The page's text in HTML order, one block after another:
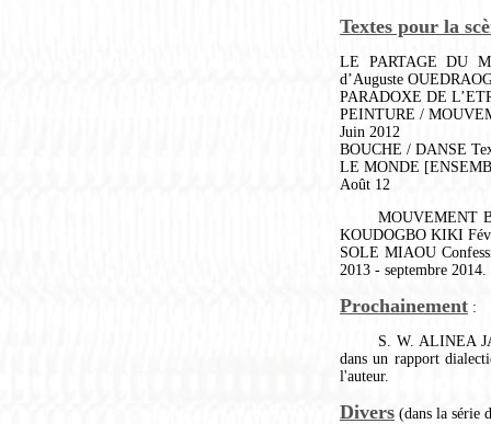
Textes pour la
LE PARTAGE DU
d’Auguste
PARADOXE DE
PEINTURE /
Juin 2012
BOUCHE / DANSE
LE MONDE
Août 12
MOUVEMENT
KOUDOGBO KIKI
SOLE MIAOU
2013 - septembre 2014.
Prochainement :
S. W. ALINEA
dans un rapport
l'auteur.
Divers (dans la série